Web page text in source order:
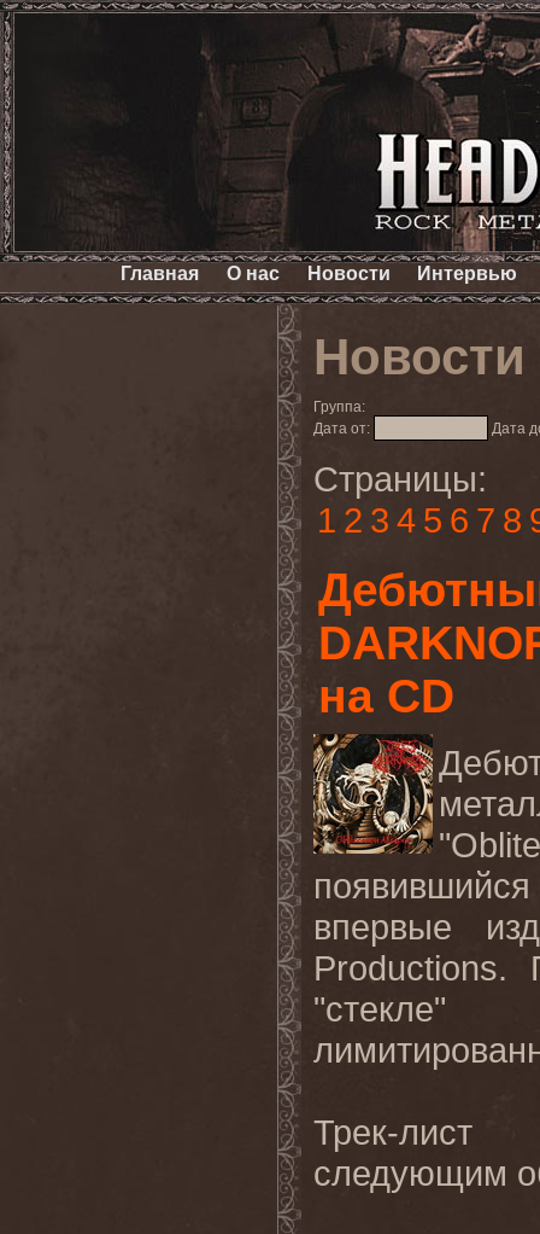
Главная О нас Новости Интервью
Новости
Группа:
Дата от:
Дата
Страницы:
1 2 3 4 5 6 7 8
на CD
впервые
Productions.
"стекле"
Трек-лист
следующим